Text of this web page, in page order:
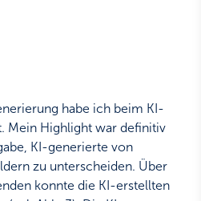
habe ich beim KI-
Mein Highlight war definitiv
KI-generierte von
zu unterscheiden. Über
konnte die KI-erstellten